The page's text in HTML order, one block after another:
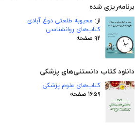
برنامه‌ریزی شده
از: محبوبه طلعتی دوغ آبادی
کتاب‌های روانشناسی
۹۲ صفحه
دانلود کتاب دانستنی‌های پزشکی
کتاب‌های علوم پزشکی
۱۶۵۹ صفحه